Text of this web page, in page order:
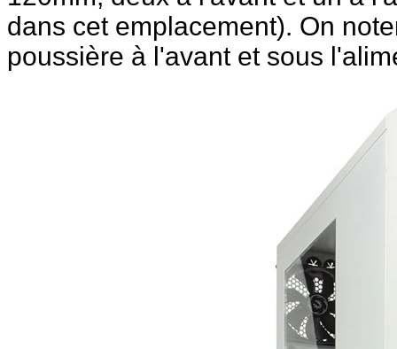
dans cet emplacement). On
poussière à l'avant et sous